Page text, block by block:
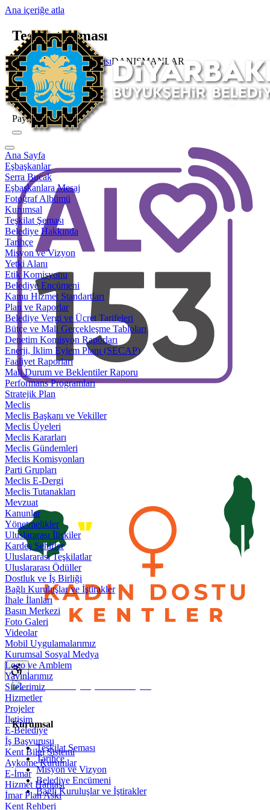
Ana içeriğe atla
Ana Sayfa
Eşbaşkanlar
Serra Bucak
Eşbaşkanlara Mesaj
Fotoğraf Albümü
Kurumsal
Teşkilat Şeması
Belediye Hakkında
Tarihçe
Misyon ve Vizyon
Yetki Alanı
Etik Komisyonu
Belediye Encümeni
Kamu Hizmet Standartları
Plan ve Raporlar
Belediye Vergi ve Ücret Tarifeleri
Bütçe ve Mali Gerçekleşme Tabloları
Denetim Komisyon Raporları
Enerji, İklim Eylem Planı (SECAP)
Faaliyet Raporları
Mali Durum ve Beklentiler Raporu
Performans Programları
Stratejik Plan
Meclis
Meclis Başkanı ve Vekiller
Meclis Üyeleri
Meclis Kararları
Meclis Gündemleri
Meclis Komisyonları
Parti Grupları
Meclis E-Dergi
Meclis Tutanakları
Mevzuat
Kanunlar
Yönetmelikler
Uluslararası İlişkiler
Kardeş Şehirler
Uluslararası Teşkilatlar
Uluslararası Ödüller
Dostluk ve İş Birliği
Bağlı Kuruluşlar ve İştirakler
İhale İlanları
Basın Merkezi
Foto Galeri
Videolar
Mobil Uygulamalarımız
Kurumsal Sosyal Medya
Logo ve Amblem
Yayınlarımız
Sitelerimiz
Hizmetler
Projeler
İletişim
E-Belediye
İş Başvurusu
Kent Bilgi Sistemi
Aykome Kurumlar
E-İmar
Hizmet Haritası
İmar Plan Askı
Kent Rehberi
Teşkilat Şeması
Ana SayfaTeşkilat ŞemasıDANIŞMANLAR
Diğer
DANIŞMANLAR
Paylaş
Kurumsal
Teşkilat Şeması
Tarihçe
Misyon ve Vizyon
Belediye Encümeni
Bağlı Kuruluşlar ve İştirakler